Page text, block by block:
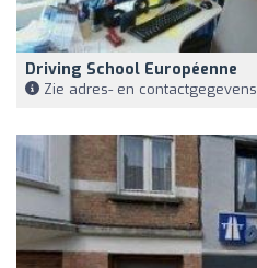
Driving School Européenne
Zie adres- en contactgegevens